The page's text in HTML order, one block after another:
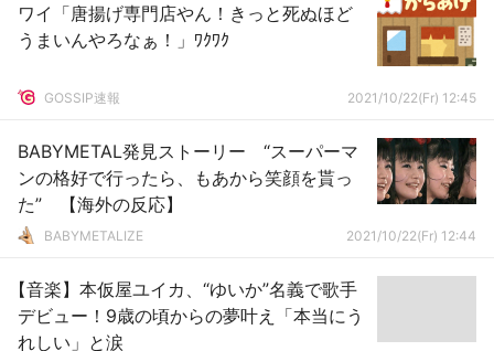
ワイ「唐揚げ専門店やん！きっと死ぬほど
うまいんやろなぁ！」ﾜｸﾜｸ
GOSSIP速報 2021/10/22(Fr) 12:45
BABYMETAL発見ストーリー “スーパーマ
ンの格好で行ったら、もあから笑顔を貰っ
た” 【海外の反応】
BABYMETALIZE 2021/10/22(Fr) 12:44
【音楽】本仮屋ユイカ、“ゆいか”名義で歌手
デビュー！9歳の頃からの夢叶え「本当にう
れしい」と涙